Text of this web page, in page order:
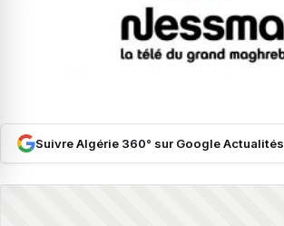
Suivre Algérie 360° sur Google Actualités